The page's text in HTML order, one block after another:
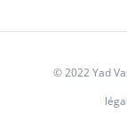
© 2022 Yad